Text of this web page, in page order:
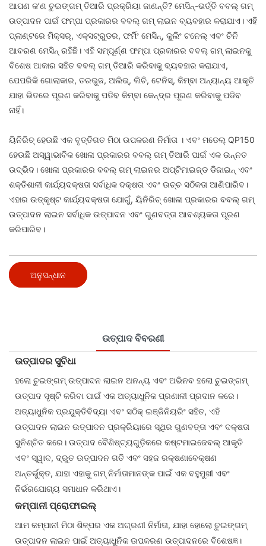
ଆପଣ କ’ଣ ଚୁଇଙ୍ଗମ୍ ତିଆରି ପ୍ରକ୍ରିୟା ଜାଣନ୍ତି? ମେସିନ୍-ଭର୍ତ୍ତି ବବଲ୍ ଗମ୍
ଉତ୍ପାଦନ ପାଇଁ ଫମ୍ପା ପ୍ରକାରର ବବଲ୍ ଗମ୍ ଲାଇନ ବ୍ୟବହାର କରାଯାଏ। ଏହି
ପ୍ଲାଣ୍ଟରେ ମିକ୍ସର୍, ଏକ୍ସଟ୍ରୁଡର, ଫର୍ମିଂ ମେସିନ୍, କୁଲିଂ ଟନେଲ୍ ଏବଂ ଚିନି
ଆବରଣ ମେସିନ୍ ରହିଛି। ଏହି ସମ୍ପୂର୍ଣ୍ଣ ଫମ୍ପା ପ୍ରକାରର ବବଲ୍ ଗମ୍ ଲାଇନକୁ
ବିଶେଷ ଆକାର ସହିତ ବବଲ୍ ଗମ୍ ତିଆରି କରିବାକୁ ବ୍ୟବହାର କରାଯାଏ,
ଯେପରିକି ଗୋଲାକାର, ତରଭୁଜ, ଅଲିଭ୍, ଲିଚି, ଟେନିସ୍, କିମ୍ବା ଅନ୍ୟାନ୍ୟ ଆକୃତି
ଯାହା ଭିତରେ ପୂରଣ କରିବାକୁ ପଡିବ କିମ୍ବା କେନ୍ଦ୍ର ପୂରଣ କରିବାକୁ ପଡିବ
ନାହିଁ।
ୟିନିରିଚ୍ ହେଉଛି ଏକ ବୃତ୍ତିଗତ ମିଠା ଉପକରଣ ନିର୍ମାତା । ଏବଂ ମଡେଲ୍ QP150
ହେଉଛି ଅସ୍ୱାଭାବିକ ଖୋଳା ପ୍ରକାରର ବବଲ୍ ଗମ୍ ତିଆରି ପାଇଁ ଏକ ଉନ୍ନତ
ଉଦ୍ଭିଦ। ଖୋଳା ପ୍ରକାରର ବବଲ୍ ଗମ୍ ଲାଇନର ଅପ୍ଟିମାଇଜ୍ଡ ଡିଜାଇନ୍ ଏବଂ
ଶକ୍ତିଶାଳୀ କାର୍ଯ୍ୟଦକ୍ଷତା ସର୍ବାଧିକ ଦକ୍ଷତା ଏବଂ ଉଚ୍ଚ ସଠିକତା ଆଣିପାରିବ।
ଏହାର ଉତ୍କୃଷ୍ଟ କାର୍ଯ୍ୟଦକ୍ଷତା ଯୋଗୁଁ, ୟିନିରିଚ୍ ଖୋଳା ପ୍ରକାରର ବବଲ୍ ଗମ୍
ଉତ୍ପାଦନ ଲାଇନ ସର୍ବାଧିକ ଉତ୍ପାଦନ ଏବଂ ଗୁଣବତ୍ତା ଆବଶ୍ୟକତା ପୂରଣ
କରିପାରିବ।
ଅନୁସନ୍ଧାନ
ଉତ୍ପାଦ ବିବରଣୀ
ଉତ୍ପାଦର ସୁବିଧା
ହଲୋ ଚୁଇଙ୍ଗମ୍ ଉତ୍ପାଦନ ଲାଇନ ଅନନ୍ୟ ଏବଂ ଅଭିନବ ହଲୋ ଚୁଇଙ୍ଗମ୍
ଉତ୍ପାଦ ସୃଷ୍ଟି କରିବା ପାଇଁ ଏକ ଅତ୍ୟାଧୁନିକ ପ୍ରଣାଳୀ ପ୍ରଦାନ କରେ।
ଅତ୍ୟାଧୁନିକ ପ୍ରଯୁକ୍ତିବିଦ୍ୟା ଏବଂ ସଠିକ୍ ଇଞ୍ଜିନିୟରିଂ ସହିତ, ଏହି
ଉତ୍ପାଦନ ଲାଇନ ଉତ୍ପାଦନ ପ୍ରକ୍ରିୟାରେ ସ୍ଥିର ଗୁଣବତ୍ତା ଏବଂ ଦକ୍ଷତା
ସୁନିଶ୍ଚିତ କରେ। ଉତ୍ପାଦ ବୈଶିଷ୍ଟ୍ୟଗୁଡ଼ିକରେ କଷ୍ଟମାଇଜେବଲ୍ ଆକୃତି
ଏବଂ ସ୍ୱାଦ, ଦ୍ରୁତ ଉତ୍ପାଦନ ଗତି ଏବଂ ସହଜ ରକ୍ଷଣାବେକ୍ଷଣ
ଅନ୍ତର୍ଭୁକ୍ତ, ଯାହା ଏହାକୁ ଗମ୍ ନିର୍ମାତାମାନଙ୍କ ପାଇଁ ଏକ ବହୁମୁଖୀ ଏବଂ
ନିର୍ଭରଯୋଗ୍ୟ ସମାଧାନ କରିଥାଏ।
କମ୍ପାନୀ ପ୍ରୋଫାଇଲ୍
ଆମ କମ୍ପାନୀ ମିଠା ଶିଳ୍ପର ଏକ ଅଗ୍ରଣୀ ନିର୍ମାତା, ଯାହା ହୋଲୋ ଚୁଇଙ୍ଗମ୍
ଉତ୍ପାଦନ ଲାଇନ ପାଇଁ ଅତ୍ୟାଧୁନିକ ଉପକରଣ ଉତ୍ପାଦନରେ ବିଶେଷଜ୍ଞ।